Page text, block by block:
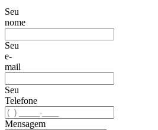
Seu
nome
Seu
e-
mail
Seu
Telefone
Mensagem